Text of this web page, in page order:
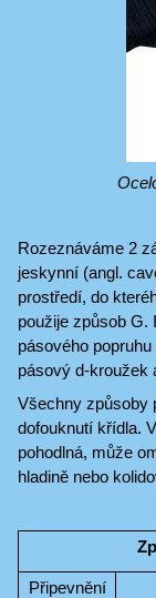
Rozeznáváme 2
jeskynní (angl.
prostředí, do
použije způsob G.
pásového
pásový d-kroužek
Všechny způsoby
dofouknutí křídla.
pohodlná, může
hladině nebo
Připevnění